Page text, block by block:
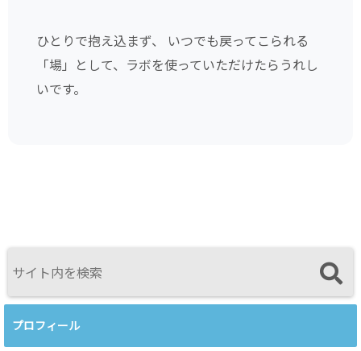
ひとりで抱え込まず、 いつでも戻ってこられる
「場」として、ラボを使っていただけたらうれし
いです。
プロフィール